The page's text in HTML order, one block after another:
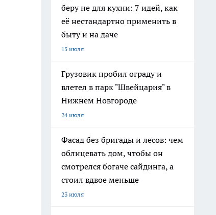
беру не для кухни: 7 идей, как
её нестандартно применить в
быту и на даче
15 июля
Грузовик пробил ограду и
влетел в парк "Швейцария" в
Нижнем Новгороде
24 июля
Фасад без бригады и лесов: чем
облицевать дом, чтобы он
смотрелся богаче сайдинга, а
стоил вдвое меньше
23 июля